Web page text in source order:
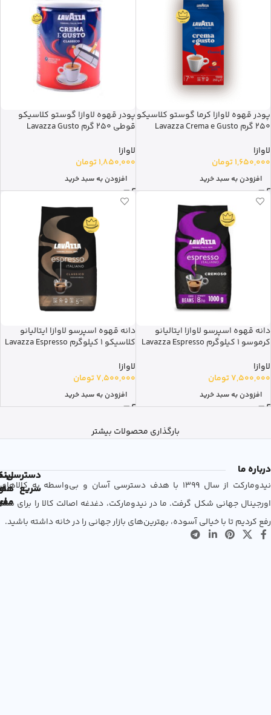
پودر قهوه لاوازا کرما گوستو کلاسیکو
250 گرم Lavazza Crema e Gusto
لاوازا
1,650,000تومان
افزودن به سبد خرید
پودر قهوه لاوازا گوستو کلاسیکو
قوطی 250 گرم Lavazza Gusto
لاوازا
1,850,000 تومان
افزودن به سبد خرید
دانه قهوه اسپرسو لاوازا ایتالیانو
کرموسو 1 کیلوگرم Lavazza Espresso
لاوازا
7,500,000تومان
افزودن به سبد خرید
دانه قهوه اسپرسو لاوازا ایتالیانو
کلاسیکو 1 کیلوگرم Lavazza Espresso
لاوازا
7,500,000 تومان
افزودن به سبد خرید
بارگذاری محصولات بیشتر
درباره ما
نیدومارکت از سال 1399 با هدف دسترسی آسان و بی‌واسطه به کالاهای
اورجینال جهانی شکل گرفت. ما در نیدومارکت، دغدغه اصالت کالا را برای شما
رفع کردیم تا با خیالی آسوده، بهترین‌های بازار جهانی را در خانه داشته باشید.
دسترسی
سریع